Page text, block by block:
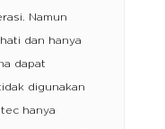
Namun
dan hanya
dapat
digunakan
hanya